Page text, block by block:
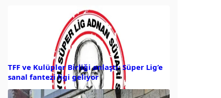
TFF ve Kulüpler Birliği anlaştı: Süper Lig’e
sanal fantezi ligi geliyor